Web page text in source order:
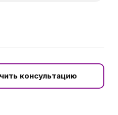
Получить консультацию